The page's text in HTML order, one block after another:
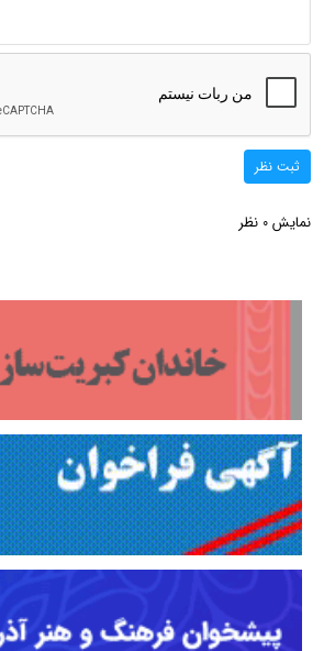
ثبت نظر
نمایش 0 نظر